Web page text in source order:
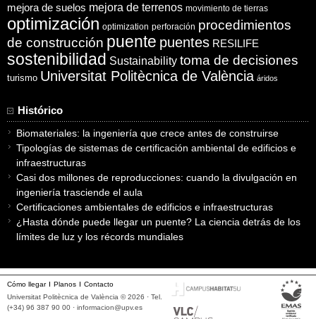
mejora de suelos mejora de terrenos movimiento de tierras
optimización optimization perforación procedimientos
de construcción puente puentes RESILIFE
sostenibilidad Sustainability toma de decisiones
turismo Universitat Politècnica de València áridos
Histórico
Biomateriales: la ingeniería que crece antes de construirse
Tipologías de sistemas de certificación ambiental de edificios e
infraestructuras
Casi dos millones de reproducciones: cuando la divulgación en
ingeniería trasciende el aula
Certificaciones ambientales de edificios e infraestructuras
¿Hasta dónde puede llegar un puente? La ciencia detrás de los
límites de luz y los récords mundiales
Cómo llegar Planos
Contacto
Universitat Politècnica de València © 2026 · Tel.
(+34) 96 387 90 00 · informacion@upv.es